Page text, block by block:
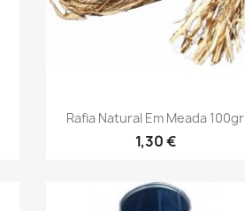
Rafia Natural Em Meada 100gr
1,30 €
Vista rápida